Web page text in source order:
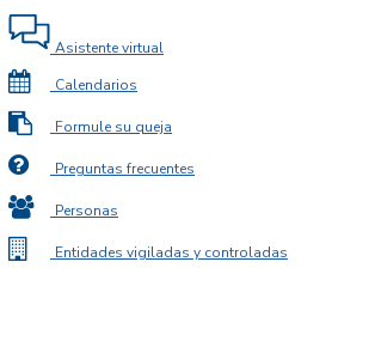
Asistente virtual
Calendarios
Formule su queja
Preguntas frecuentes
Personas
Entidades vigiladas y controladas